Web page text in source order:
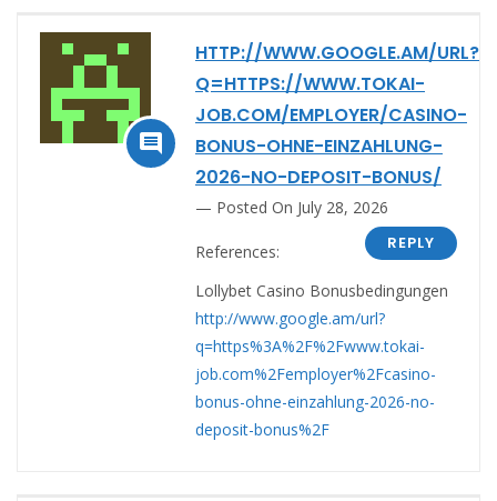

HTTP://WWW.GOOGLE.AM/URL?
Q=HTTPS://WWW.TOKAI-
JOB.COM/EMPLOYER/CASINO-
BONUS-OHNE-EINZAHLUNG-
2026-NO-DEPOSIT-BONUS/
Posted On July 28, 2026
REPLY
References:
Lollybet Casino Bonusbedingungen
http://www.google.am/url?
q=https%3A%2F%2Fwww.tokai-
job.com%2Femployer%2Fcasino-
bonus-ohne-einzahlung-2026-no-
deposit-bonus%2F